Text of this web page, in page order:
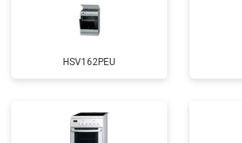
HSV162PEU